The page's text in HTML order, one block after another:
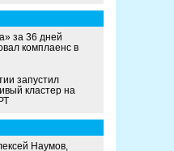
за 36 дней
комплаенс в
запустил
кластер на
Наумов,